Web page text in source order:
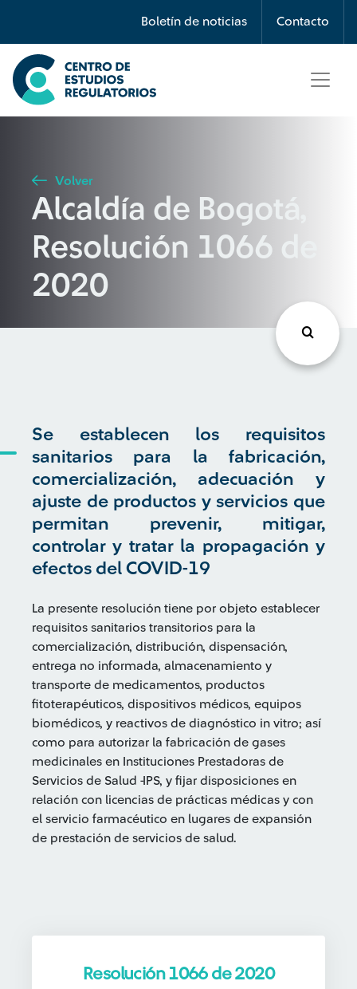
Boletín de noticias Contacto
Búsqueda
Seleccione país
Buscar
Volver
Alcaldía de Bogotá,
Resolución 1066 de
2020
Se establecen los requisitos
sanitarios para la fabricación,
comercialización, adecuación y
ajuste de productos y servicios que
permitan prevenir, mitigar,
controlar y tratar la propagación y
efectos del COVID-19
La presente resolución tiene por objeto establecer
requisitos sanitarios transitorios para la
comercialización, distribución, dispensación,
entrega no informada, almacenamiento y
transporte de medicamentos, productos
fitoterapéuticos, dispositivos médicos, equipos
biomédicos, y reactivos de diagnóstico in vitro; así
como para autorizar la fabricación de gases
medicinales en Instituciones Prestadoras de
Servicios de Salud -IPS, y fijar disposiciones en
relación con licencias de prácticas médicas y con
el servicio farmacéutico en lugares de expansión
de prestación de servicios de salud.
Resolución 1066 de 2020